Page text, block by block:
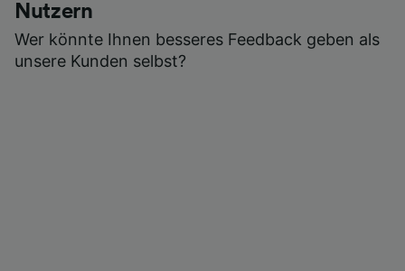
Nutzern
Wer könnte Ihnen besseres Feedback geben als
unsere Kunden selbst?